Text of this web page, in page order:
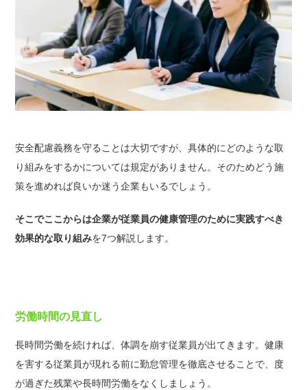
安全配慮義務を守ることは大切ですが、具体的にどのような取
り組みをするかについては規定がありません。そのためどう施
策を進めれば良いか迷う企業もいるでしょう。
そこでここからは企業が従業員の健康管理のために実践すべき
効果的な取り組みを7つ解説します。
労働時間の見直し
長時間労働を続ければ、体調を崩す従業員が出てきます。健康
を害する従業員が現れる前に勤怠管理を徹底させることで、度
が過ぎた残業や長時間労働をなくしましょう。